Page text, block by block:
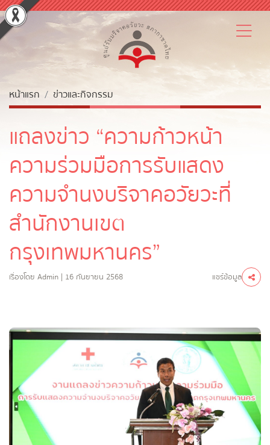
หน้าแรก ข่าวและกิจกรรม
แถลงข่าว “ความก้าวหน้า
ความร่วมมือการรับแสดง
ความจำนงบริจาคอวัยวะที่
สำนักงานเขต
กรุงเทพมหานคร”
เรื่องโดย Admin | 16 กันยายน 2568 แชร์ข้อมูล